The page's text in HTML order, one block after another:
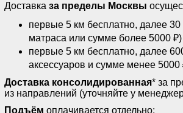
Доставка за пределы Москвы
первые 5 км бесплатно, далее
матраса или сумме более 5000 ₽)
первые 5 км бесплатно, далее
аксессуаров и сумме менее 5000
Доставка консолидированная* за
из направлений (уточняйте у
Подъём оплачивается отдельно: